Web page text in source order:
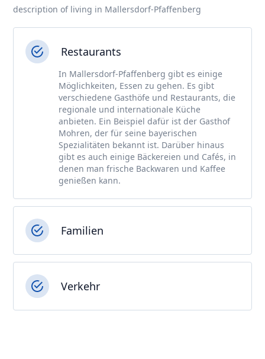
description of living in Mallersdorf-Pfaffenberg
Restaurants
In Mallersdorf-Pfaffenberg gibt es einige
Möglichkeiten, Essen zu gehen. Es gibt
verschiedene Gasthöfe und Restaurants, die
regionale und internationale Küche
anbieten. Ein Beispiel dafür ist der Gasthof
Mohren, der für seine bayerischen
Spezialitäten bekannt ist. Darüber hinaus
gibt es auch einige Bäckereien und Cafés, in
denen man frische Backwaren und Kaffee
genießen kann.
Familien
Verkehr